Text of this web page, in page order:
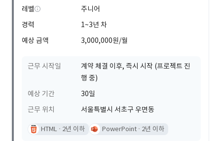
레벨
주니어
경력
1~3년 차
예상 금액
3,000,000원/월
근무 시작일
계약 체결 이후, 즉시 시작 (프로젝트 진
행 중)
예상 기간
30일
근무 위치
서울특별시 서초구 우면동
HTML 2년 이하 PowerPoint 2년 이하